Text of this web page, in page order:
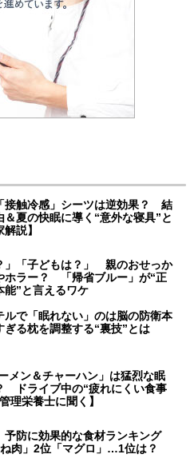
接触冷感」シーツは逆効果？ 結
＆夏の快眠に導く“意外な寝具”と
説】
」「子どもは？」 親のおせっか
ホラー？ 「帰省ブルー」が“正
能”と言えるワケ
ルで「眠れない」のは脳の防衛本
る枕を調整する“裏技”とは
メン＆チャーハン」は猛烈な眠
ドライブ中の“疲れにくい食事
理栄養士に聞く】
予防に効果的な食材ランキング
肉」2位「マグロ」…1位は？